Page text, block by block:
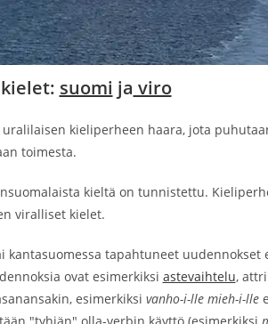
suomi ja viro
kieliperheen haara, jota
toimesta.
kieltä on tunnistettu.
viralliset kielet.
kantasuomessa tapahtuneet
ovat esimerkiksi astevaihtelu,
esimerkiksi vanho-i-lle mieh-i-lle